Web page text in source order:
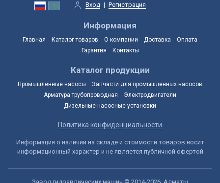
Вход | Регистрация
Информация
Главная Каталог товаров О компании Доставка
Оплата
Гарантия
Контакты
Каталог продукции
Промышленные насосы
Запчасти для промышленных насосов
Арматура трубопроводная
Электродвигатели
Дизельные насосные установки
Политика конфиденциальности
Информация о наличии на складе и стоимости товаров носит
информационный характер и не является публичной офертой